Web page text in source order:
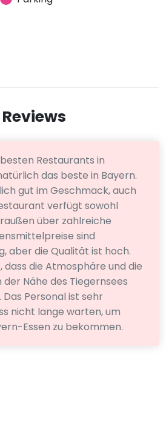
Restaurants in
das beste in Bayern.
gut im Geschmack, auch
verfügt sowohl
über zahlreiche
sind
aber die Qualität ist hoch.
die Atmosphäre und die
Nähe des Tiegernsees
Personal ist sehr
nicht lange warten, um
Essen zu bekommen.